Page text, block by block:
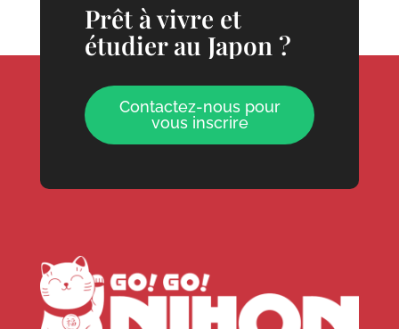
Prêt à vivre et
étudier au Japon ?
Contactez-nous pour
vous inscrire